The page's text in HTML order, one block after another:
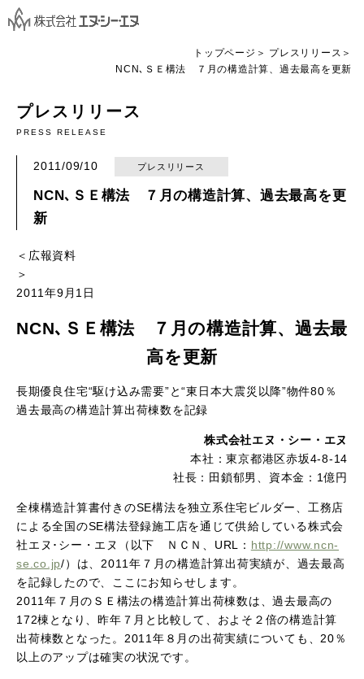
トップページ
プレスリリース
NCN､ＳＥ構法 ７月の構造計算、過去最高を更新
プレスリリース
PRESS RELEASE
2011/09/10 プレスリリース
NCN､ＳＥ構法 ７月の構造計算、過去最高を更
新
＜広報資料
2011年9月1日
NCN､ＳＥ構法 ７月の構造計算、過去最
高を更新
長期優良住宅“駆け込み需要”と“東日本大震災以降”物件80％
過去最高の構造計算出荷棟数を記録
株式会社エヌ・シー・エヌ
本社：東京都港区赤坂4-8-14
社長：田鎖郁男、資本金：1億円
全棟構造計算書付きのSE構法を独立系住宅ビルダー、工務店
による全国のSE構法登録施工店を通じて供給している株式会
社エヌ･シー・エヌ（以下 ＮＣＮ、URL： http://www.ncn-
se.co.jp/）は、2011年７月の構造計算出荷実績が、過去最高
を記録したので、ここにお知らせします。
2011年７月のＳＥ構法の構造計算出荷棟数は、過去最高の
172棟となり、昨年７月と比較して、およそ２倍の構造計算
出荷棟数となった。2011年８月の出荷実績についても、20％
以上のアップは確実の状況です。